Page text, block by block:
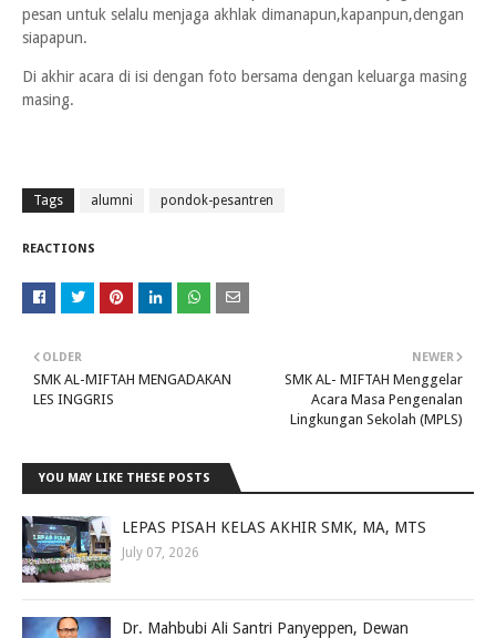
pesan untuk selalu menjaga akhlak dimanapun,kapanpun,dengan
siapapun.
Di akhir acara di isi dengan foto bersama dengan keluarga masing
masing.
Tags alumni pondok-pesantren
REACTIONS
NEWER
SMK AL- MIFTAH Menggelar
Acara Masa Pengenalan
Lingkungan Sekolah (MPLS)
OLDER
SMK AL-MIFTAH MENGADAKAN
LES INGGRIS
YOU MAY LIKE THESE POSTS
LEPAS PISAH KELAS AKHIR SMK, MA, MTS
July 07, 2026
Dr. Mahbubi Ali Santri Panyeppen, Dewan